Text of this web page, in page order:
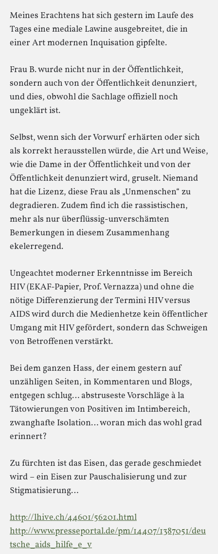
Meines Erachtens hat sich gestern im Laufe des
Tages eine mediale Lawine ausgebreitet, die in
einer Art modernen Inquisation gipfelte.
Frau B. wurde nicht nur in der Öffentlichkeit,
sondern auch von der Öffentlichkeit denunziert,
und dies, obwohl die Sachlage offiziell noch
ungeklärt ist.
Selbst, wenn sich der Vorwurf erhärten oder sich
als korrekt herausstellen würde, die Art und Weise,
wie die Dame in der Öffentlichkeit und von der
Öffentlichkeit denunziert wird, gruselt. Niemand
hat die Lizenz, diese Frau als „Unmenschen“ zu
degradieren. Zudem find ich die rassistischen,
mehr als nur überflüssig-unverschämten
Bemerkungen in diesem Zusammenhang
ekelerregend.
Ungeachtet moderner Erkenntnisse im Bereich
HIV (EKAF-Papier, Prof. Vernazza) und ohne die
nötige Differenzierung der Termini HIV versus
AIDS wird durch die Medienhetze kein öffentlicher
Umgang mit HIV gefördert, sondern das Schweigen
von Betroffenen verstärkt.
Bei dem ganzen Hass, der einem gestern auf
unzähligen Seiten, in Kommentaren und Blogs,
entgegen schlug… abstruseste Vorschläge à la
Tätowierungen von Positiven im Intimbereich,
zwanghafte Isolation… woran mich das wohl grad
erinnert?
Zu fürchten ist das Eisen, das gerade geschmiedet
wird – ein Eisen zur Pauschalisierung und zur
Stigmatisierung…
http://lhive.ch/44601/56201.html
http://www.presseportal.de/pm/14407/1387051/deu
tsche_aids_hilfe_e_v